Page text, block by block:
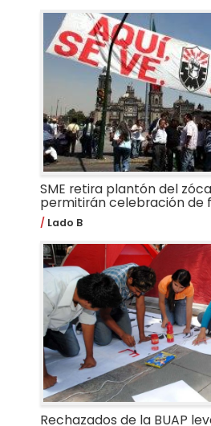
SME retira plantón del
permitirán celebración de
Lado B
Rechazados de la BUAP